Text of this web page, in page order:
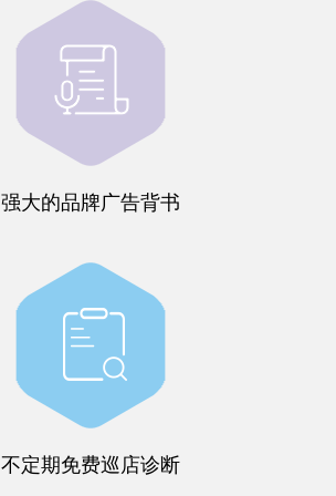
强大的品牌广告背书
不定期免费巡店诊断